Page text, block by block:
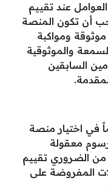
عند تقييم
أن تكون المنصة
ومواكبة
والموثوقية
السابقين
في اختيار منصة
معقولة
من الضروري تقييم
المفروضة على